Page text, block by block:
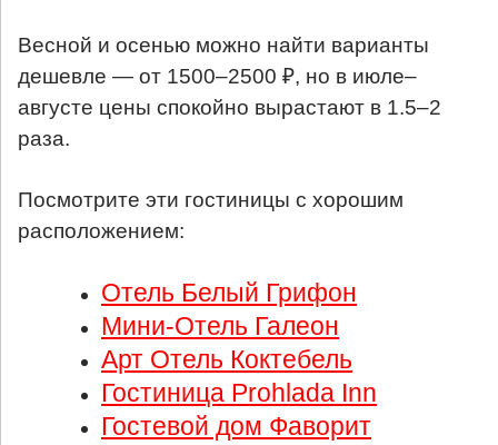
Весной и осенью можно найти варианты
дешевле — от 1500–2500 ₽, но в июле–
августе цены спокойно вырастают в 1.5–2
раза.
Посмотрите эти гостиницы с хорошим
расположением:
Отель Белый Грифон
Мини-Отель Галеон
Арт Отель Коктебель
Гостиница Prohlada Inn
Гостевой дом Фаворит